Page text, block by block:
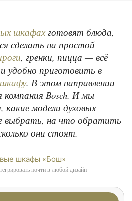
шкафахготовят блюда,
сделать на простой
, гренки, пицца — всё
приготовить в
. В этом направлении
компания Bosch. И мы
модели духовых
выбрать, на что обратить
они стоят.
почти в любой дизайн